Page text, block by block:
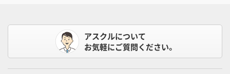
アスクルについて
お気軽にご質問ください。